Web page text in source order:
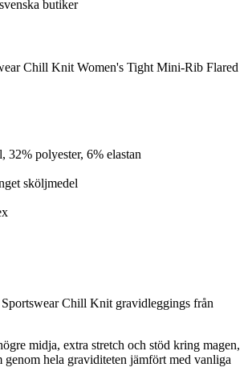
butiker
Chill Knit Women's Tight Mini-Rib Flared
32% polyester, 6% elastan
sköljmedel
Chill Knit gravidleggings från
midja, extra stretch och stöd kring magen,
genom hela graviditeten jämfört med vanliga